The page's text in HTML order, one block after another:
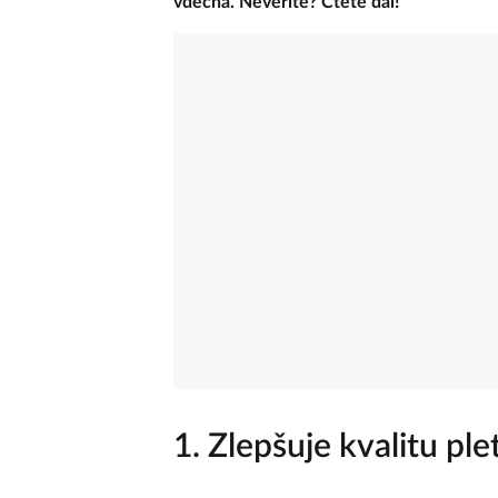
1. Zlepšuje kvalitu